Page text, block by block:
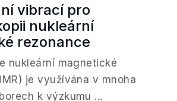
vibrací pro
nukleární
rezonance
nukleární magnetické
je využívána v mnoha
k výzkumu ...